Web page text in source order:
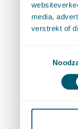
media,
verstrekt of